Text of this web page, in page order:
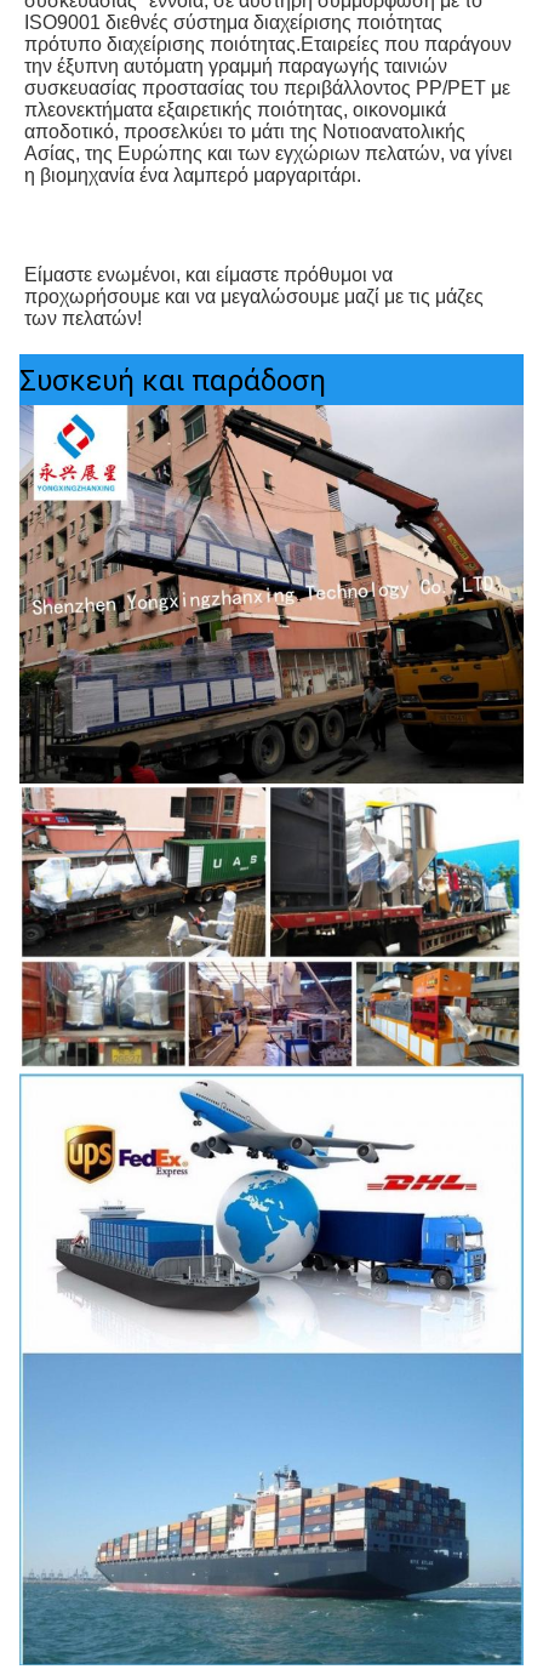
ISO9001 διεθνές σύστημα διαχείρισης ποιότητας
πρότυπο διαχείρισης ποιότητας.Εταιρείες που παράγουν
την έξυπνη αυτόματη γραμμή παραγωγής ταινιών
συσκευασίας προστασίας του περιβάλλοντος PP/PET με
πλεονεκτήματα εξαιρετικής ποιότητας, οικονομικά
αποδοτικό, προσελκύει το μάτι της Νοτιοανατολικής
Ασίας, της Ευρώπης και των εγχώριων πελατών, να γίνει
η βιομηχανία ένα λαμπερό μαργαριτάρι.
Είμαστε ενωμένοι, και είμαστε πρόθυμοι να
προχωρήσουμε και να μεγαλώσουμε μαζί με τις μάζες
των πελατών!
Συσκευή και παράδοση